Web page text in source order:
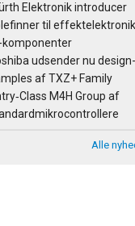
Elektronik introducer
til
komponenter
udsender nu design-
af TXZ+ Family
M4H Group af
Alle